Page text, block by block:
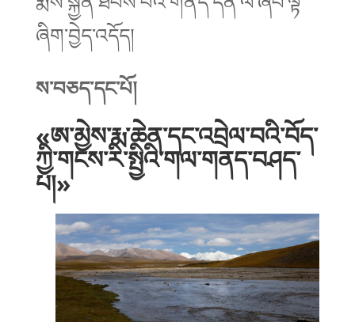
ཞིག་བྱེད་འདོད།
ས་བཅད་དང་པོ།
«ཨ་མྱེས་རྨ་ཆེན་དང་འབྲེལ་བའི་བོད་
ཀྱི་གངས་རི་སྤྱིའི་གལ་གནད་བཤད་
པ།»